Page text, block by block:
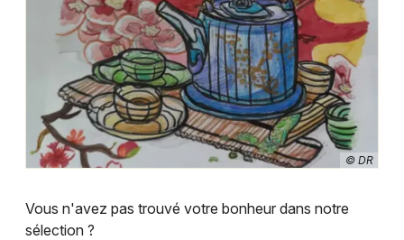
© DR
Vous n'avez pas trouvé votre bonheur dans notre
sélection ?